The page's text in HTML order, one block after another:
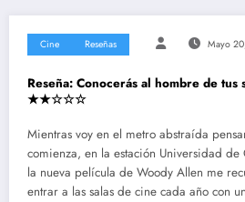
Cine Reseñas Mayo
Reseña: Conocerás al hombre de
★★☆☆☆
Mientras voy en el metro abstraída
comienza, en la estación Universidad
la nueva película de Woody Allen me
entrar a las salas de cine cada año con